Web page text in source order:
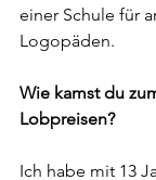
einer Schule für
Logopäden.
Wie kamst du
Lobpreisen?
Ich habe mit 13